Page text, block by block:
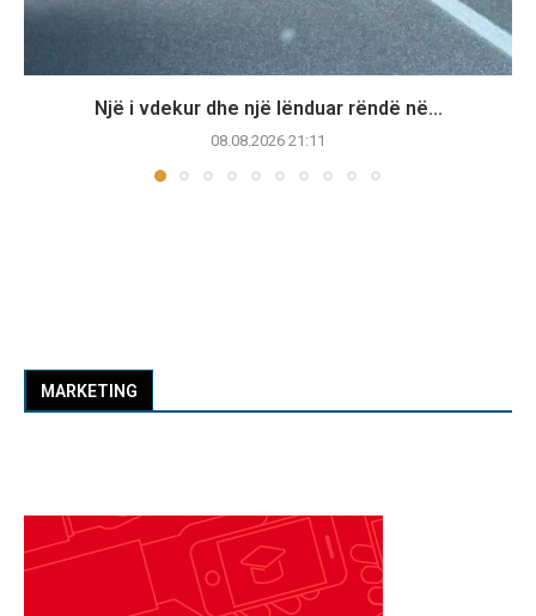
Një i vdekur dhe një lënduar rëndë në...
08.08.2026 21:11
MARKETING